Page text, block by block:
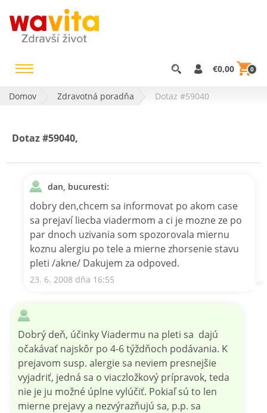
€0,00 0
Domov Zdravotná poradňa Dotaz #59040
Dotaz #59040,
dan, bucuresti:
dobry den,chcem sa informovat po akom case
sa prejaví liecba viadermom a ci je mozne ze po
par dnoch uzivania som spozorovala miernu
koznu alergiu po tele a mierne zhorsenie stavu
pleti /akne/ Dakujem za odpoved.
23. 6. 2008 dňa 16:55
Dobrý deň, účinky Viadermu na pleti sa dajú
očakávať najskôr po 4-6 týždňoch podávania. K
prejavom susp. alergie sa neviem presnejšie
vyjadriť, jedná sa o viaczložkový prípravok, teda
nie je ju možné úplne vylúčiť. Pokiaľ sú to len
mierne prejavy a nezvýrazňujú sa, p.p. sa